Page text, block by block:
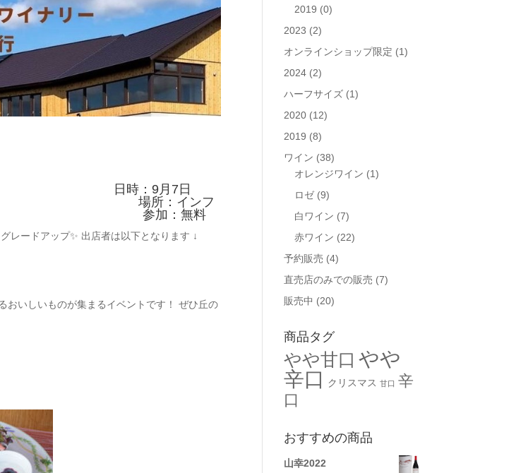
月7日
所：インフ
参加：無料
レードアップ✨ 出店者は以下となります ↓
おいしいものが集まるイベントです！ ぜひ丘の
2019 (0)
2023 (2)
オンラインショップ限定 (1)
2024 (2)
ハーフサイズ (1)
2020 (12)
2019 (8)
ワイン (38)
オレンジワイン (1)
ロゼ (9)
白ワイン (7)
赤ワイン (22)
予約販売 (4)
直売店のみでの販売 (7)
販売中 (20)
商品タグ
やや甘口 やや
辛口
クリスマス 甘口 辛
口
おすすめの商品
山幸2022